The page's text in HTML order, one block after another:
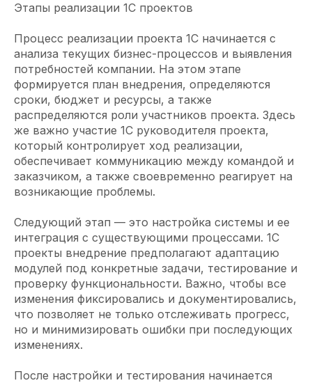
Этапы реализации 1С проектов
Процесс реализации проекта 1С начинается с
анализа текущих бизнес-процессов и выявления
потребностей компании. На этом этапе
формируется план внедрения, определяются
сроки, бюджет и ресурсы, а также
распределяются роли участников проекта. Здесь
же важно участие 1С руководителя проекта,
который контролирует ход реализации,
обеспечивает коммуникацию между командой и
заказчиком, а также своевременно реагирует на
возникающие проблемы.
Следующий этап — это настройка системы и ее
интеграция с существующими процессами. 1С
проекты внедрение предполагают адаптацию
модулей под конкретные задачи, тестирование и
проверку функциональности. Важно, чтобы все
изменения фиксировались и документировались,
что позволяет не только отслеживать прогресс,
но и минимизировать ошибки при последующих
изменениях.
После настройки и тестирования начинается